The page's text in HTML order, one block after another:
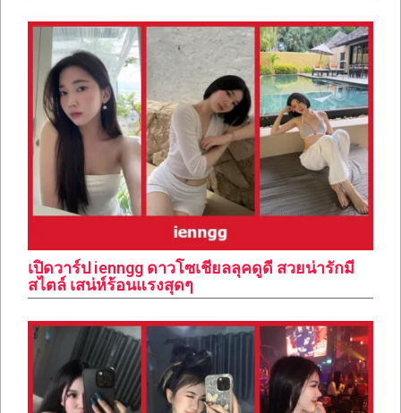
เปิดวาร์ป ienngg ดาวโซเชียลลุคดูดี สวยน่ารักมี
สไตล์ เสน่ห์ร้อนแรงสุดๆ